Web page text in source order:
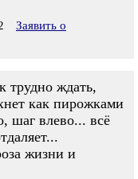
Заявить о
трудно ждать,
как пирожками
шаг влево... всё
жизни и